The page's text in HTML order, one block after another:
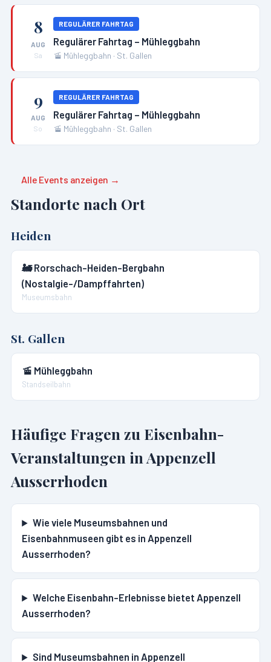
8
AUG
Sa
REGULÄRER FAHRTAG
Regulärer Fahrtag – Mühleggbahn
🚡 Mühleggbahn · St. Gallen
9
AUG
So
REGULÄRER FAHRTAG
Regulärer Fahrtag – Mühleggbahn
🚡 Mühleggbahn · St. Gallen
Alle Events anzeigen →
Standorte nach Ort
Heiden
🚂Rorschach-Heiden-Bergbahn
(Nostalgie-/Dampffahrten)
Museumsbahn
St. Gallen
🚡 Mühleggbahn
Standseilbahn
Häufige Fragen zu Eisenbahn-
Veranstaltungen in Appenzell
Ausserrhoden
Wie viele Museumsbahnen und
Eisenbahnmuseen gibt es in Appenzell
Ausserrhoden?
Welche Eisenbahn-Erlebnisse bietet Appenzell
Ausserrhoden?
Sind Museumsbahnen in Appenzell